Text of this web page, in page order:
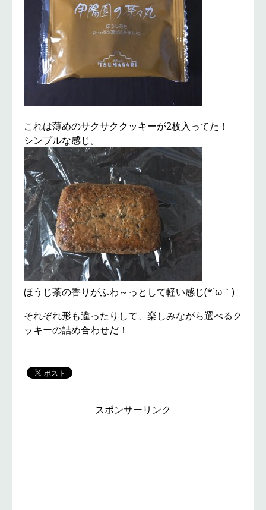
これは薄めのサクサククッキーが2枚入ってた！
シンプルな感じ。
ほうじ茶の香りがふわ～っとして軽い感じ(*´ω｀)
それぞれ形も違ったりして、楽しみながら選べるク
ッキーの詰め合わせだ！
スポンサーリンク